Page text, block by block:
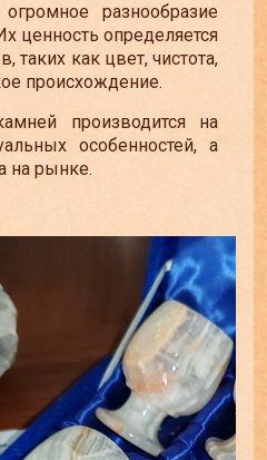
разнообразие
ценность определяется
таких как цвет, чистота,
происхождение.
производится на
особенностей, а
на рынке.